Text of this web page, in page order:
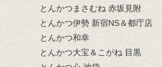
とんかつまさむね 赤坂見附
とんかつ伊勢 新宿NS＆都庁店
とんかつ和幸
とんかつ大宝＆こがね 目黒